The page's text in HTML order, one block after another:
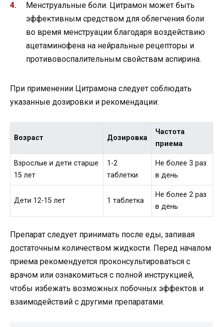
Менструальные боли. Цитрамон может быть
эффективным средством для облегчения боли
во время менструации благодаря воздействию
ацетаминофена на нейральные рецепторы и
противовоспалительным свойствам аспирина.
При применении Цитрамона следует соблюдать
указанные дозировки и рекомендации:
Возраст Дозировка
Частота
приема
Взрослые и дети старше
15 лет
1-2
таблетки
Не более 3 раз
в день
Дети 12-15 лет 1 таблетка
Не более 2 раз
в день
Препарат следует принимать после еды, запивая
достаточным количеством жидкости. Перед началом
приема рекомендуется проконсультироваться с
врачом или ознакомиться с полной инструкцией,
чтобы избежать возможных побочных эффектов и
взаимодействий с другими препаратами.